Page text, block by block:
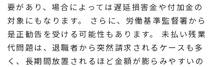
要があり、場合によっては遅延損害金や付加金の
対象にもなります。 さらに、労働基準監督署から
是正勧告を受ける可能性もあります。 未払い残業
代問題は、退職者から突然請求されるケースも多
く、長期間放置されるほど金額が膨らみやすいの